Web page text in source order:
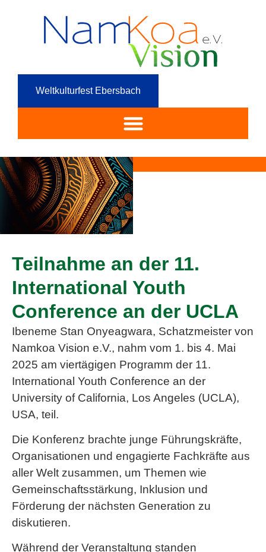
Weltkulturfest Ebersbach
Teilnahme an der 11.
International Youth
Conference an der UCLA
Ibeneme Stan Onyeagwara, Schatzmeister von
Namkoa Vision e.V., nahm vom 1. bis 4. Mai
2025 am vier­tägigen Programm der 11.
International Youth Conference an der
University of California, Los Angeles (UCLA),
USA, teil.
Die Konferenz brachte junge Führungskräfte,
Organisationen und engagierte Fachkräfte aus
aller Welt zusammen, um Themen wie
Gemeinschaftsstärkung, Inklusion und
Förderung der nächsten Generation zu
diskutieren.
Während der Veranstaltung standen